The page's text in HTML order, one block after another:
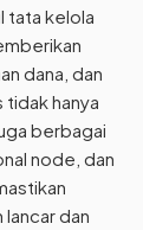
tata kelola
dana, dan
hanya
berbagai
node, dan
dan